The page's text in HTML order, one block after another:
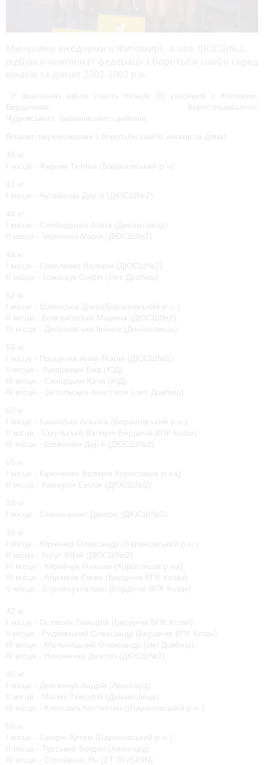
У змаганнях взяли участь більше 35 учасників з Житомир,
Бердичева, Коростишівського,
Чуднівського, Баранівського районів.
Вітаємо переможцями з боротьби самбо юнаків та дівчат.
38 кг
І місце - Фурник Тетяна (Барановський р-н).
41 кг
І місце - Чугайнова Дар`я (ДЮСШ№2).
44 кг
І місце - Слободенюк Аліна (Динамовець).
ІІ місце - Чернокоз Марія (ДЮСШ№2).
48 кг
І місце - Соколенко Валерія (ДЮСШ№2).
ІІ місце - Томащук Софія (смт. Дробиш).
52 кг
І місце - Щавінська Діана(Барановський р-н.).
ІІ місце - Бовсуновська Марина (ДЮСШ№2).
ІІІ місце - Двораківська Іванна (Динамовець).
56 кг
І місце - Проценка Анна-Марія (ДЮСШ№2).
ІІ місце - Лукашевич Віка (ЮД).
ІІІ місце - Свінціцька Юлія (ЮД).
ІІІ місце - Запольська Анастасія (смт. Довбиш).
60 кг
І місце - Камінська Альона (Барановський р-н.).
ІІ місце - Смульська Валерія Бердичів ВПК Козак).
ІІІ місце - Шевченко Дар’я (ДЮСШ№2).
65 кг
І місце - Бірюченко Валерія Коростишів р-на).
ІІ місце - Камерон Емілія (ДЮСШ№2).
34 кг
І місце - Семенченко Дмитро (ДЮСШ№2).
38 кг
І місце - Юрченко Олександр (Барановський р-н.).
ІІ місце - Когут Юрій (ДЮСШ№2).
ІІІ місце - Кирийчук Максим (Коростишів р-на).
ІІІ місце - Абрамов Євген (Бердичів ВПК Козак).
V місце - Стрємоухов Іван (Бердичів ВПК Козак).
42 кг
І місце - Остапюк Тимофій (Бердичів ВПК Козак).
ІІ місце - Рудківмький Олександр (Бердичів ВПК Козак).
ІІІ місце - Мельницький Олександр (смт.Довбиш).
ІІІ місце - Никоненко Дмитро (ДЮСШ№2).
46 кг
І місце - Дем’янчук Андрій (Авангард).
ІІ місце - Малих Тимофій (Динамовець).
ІІІ місце - Клосович Костянтин ((Барановський р-н.).
50 кг
І місце - Секірін Артем (Барановський р-н.).
ІІ місце - Турський Богдан (Авангард).
ІІІ місце - Стройванс Ян (ZT DIVSION).